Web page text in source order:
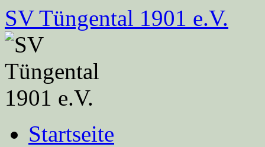
Zum
Inhalt
springen
SV Tüngental 1901 e.V.
Startseite